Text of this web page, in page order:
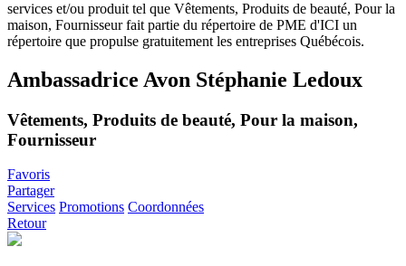
Ambassadrice Avon Stéphanie Ledoux
Vêtements, Produits de beauté, Pour la maison,
Fournisseur
Favoris
Partager
Services Promotions Coordonnées
Retour